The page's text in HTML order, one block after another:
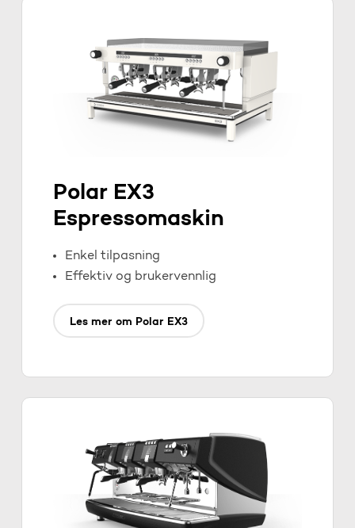
Polar EX3
Espressomaskin
Enkel tilpasning
Effektiv og brukervennlig
Les mer om Polar EX3